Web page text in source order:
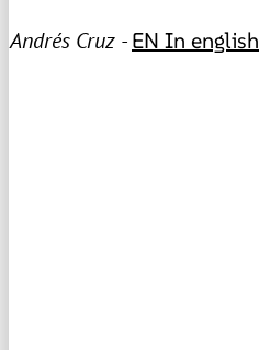
Andrés Cruz -EN In english